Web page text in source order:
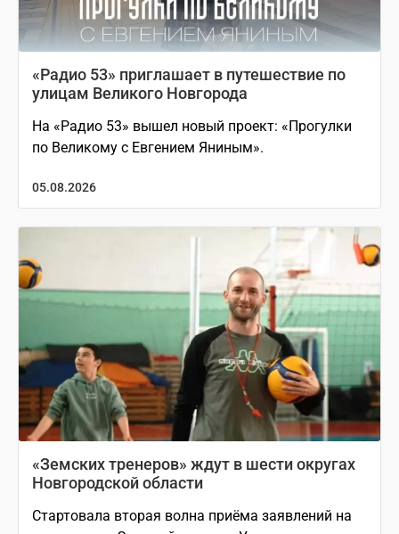
«Радио 53» приглашает в путешествие по
улицам Великого Новгорода
На «Радио 53» вышел новый проект: «Прогулки
по Великому с Евгением Яниным».
05.08.2026
«Земских тренеров» ждут в шести округах
Новгородской области
Стартовала вторая волна приёма заявлений на